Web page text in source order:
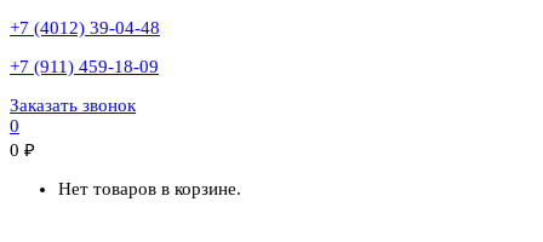
+7 (4012) 39-04-48
+7 (911) 459-18-09
Заказать звонок
0
0 ₽
Нет товаров в корзине.